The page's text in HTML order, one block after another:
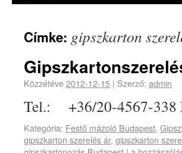
Címke: gipszkarton
Közzétéve2012-12-15 | Szerző: admin
Tel.: +36/20-4567-338
Kategória: Festő mázoló Budapest,
gipszkarton szerelés ár, gipszkarton